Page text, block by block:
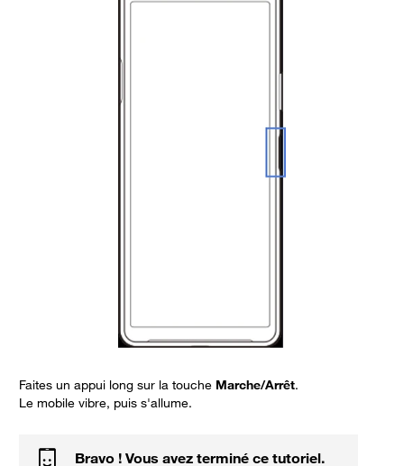
Faites un appui long sur la touche Marche/Arrêt.
Le mobile vibre, puis s'allume.
Bravo ! Vous avez terminé ce tutoriel.